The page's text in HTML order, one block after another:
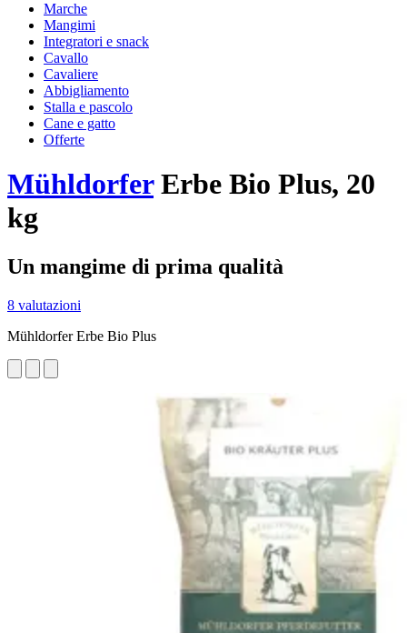
Marche
Mangimi
Integratori e snack
Cavallo
Cavaliere
Abbigliamento
Stalla e pascolo
Cane e gatto
Offerte
MühldorferErbe Bio Plus, 20
kg
Un mangime di prima qualità
8 valutazioni
Mühldorfer Erbe Bio Plus